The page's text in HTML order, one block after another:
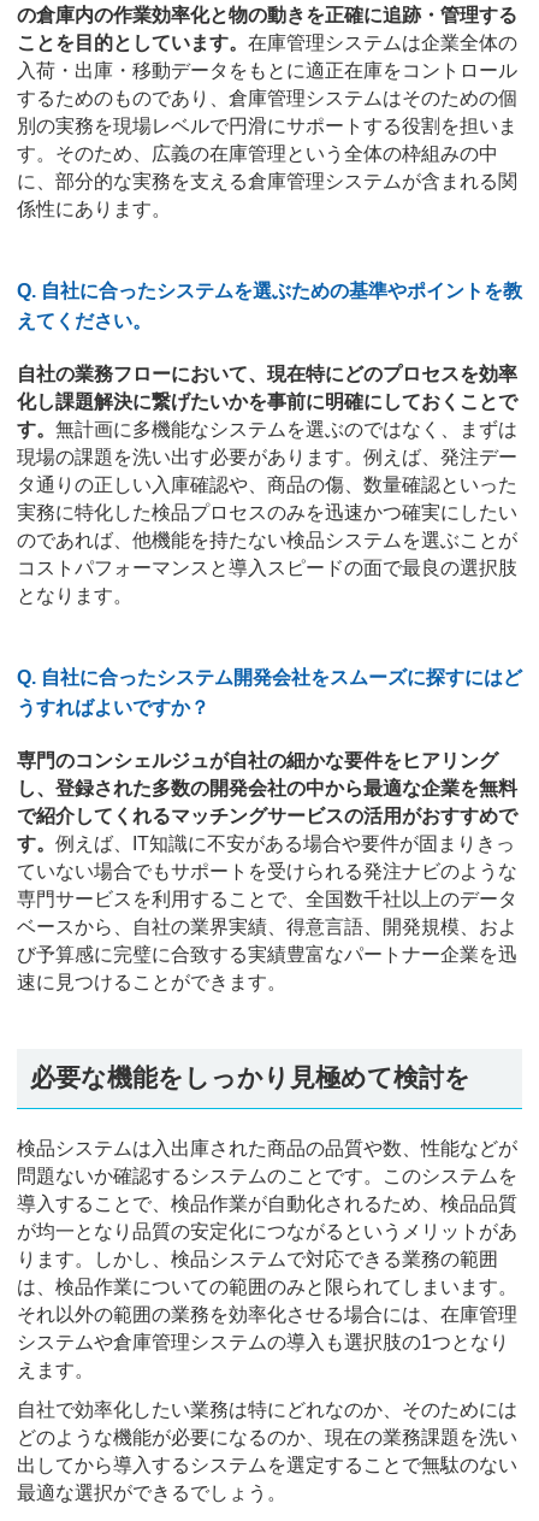
の倉庫内の作業効率化と物の動きを正確に追跡・管理する
ことを目的としています。 在庫管理システムは企業全体の
入荷・出庫・移動データをもとに適正在庫をコントロール
するためのものであり、倉庫管理システムはそのための個
別の実務を現場レベルで円滑にサポートする役割を担いま
す。そのため、広義の在庫管理という全体の枠組みの中
に、部分的な実務を支える倉庫管理システムが含まれる関
係性にあります。
Q. 自社に合ったシステムを選ぶための基準やポイントを教
えてください。
自社の業務フローにおいて、現在特にどのプロセスを効率
化し課題解決に繋げたいかを事前に明確にしておくことで
す。 無計画に多機能なシステムを選ぶのではなく、まずは
現場の課題を洗い出す必要があります。例えば、発注デー
タ通りの正しい入庫確認や、商品の傷、数量確認といった
実務に特化した検品プロセスのみを迅速かつ確実にしたい
のであれば、他機能を持たない検品システムを選ぶことが
コストパフォーマンスと導入スピードの面で最良の選択肢
となります。
Q. 自社に合ったシステム開発会社をスムーズに探すにはど
うすればよいですか？
専門のコンシェルジュが自社の細かな要件をヒアリング
し、登録された多数の開発会社の中から最適な企業を無料
で紹介してくれるマッチングサービスの活用がおすすめで
す。 例えば、IT知識に不安がある場合や要件が固まりきっ
ていない場合でもサポートを受けられる発注ナビのような
専門サービスを利用することで、全国数千社以上のデータ
ベースから、自社の業界実績、得意言語、開発規模、およ
び予算感に完璧に合致する実績豊富なパートナー企業を迅
速に見つけることができます。
必要な機能をしっかり見極めて検討を
検品システムは入出庫された商品の品質や数、性能などが
問題ないか確認するシステムのことです。このシステムを
導入することで、検品作業が自動化されるため、検品品質
が均一となり品質の安定化につながるというメリットがあ
ります。しかし、検品システムで対応できる業務の範囲
は、検品作業についての範囲のみと限られてしまいます。
それ以外の範囲の業務を効率化させる場合には、在庫管理
システムや倉庫管理システムの導入も選択肢の1つとなり
えます。
自社で効率化したい業務は特にどれなのか、そのためには
どのような機能が必要になるのか、現在の業務課題を洗い
出してから導入するシステムを選定することで無駄のない
最適な選択ができるでしょう。